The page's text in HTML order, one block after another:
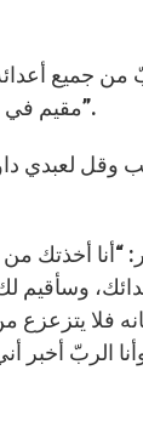
جميع
مقيم في خيمة”. فأجابه ناتان: “اذهب وافعل كلّ ما في بالك لأنّ الربّ معك”.
“أنا أخذتك
وسأقيم
فلا يتزعزع
الربّ أخبر